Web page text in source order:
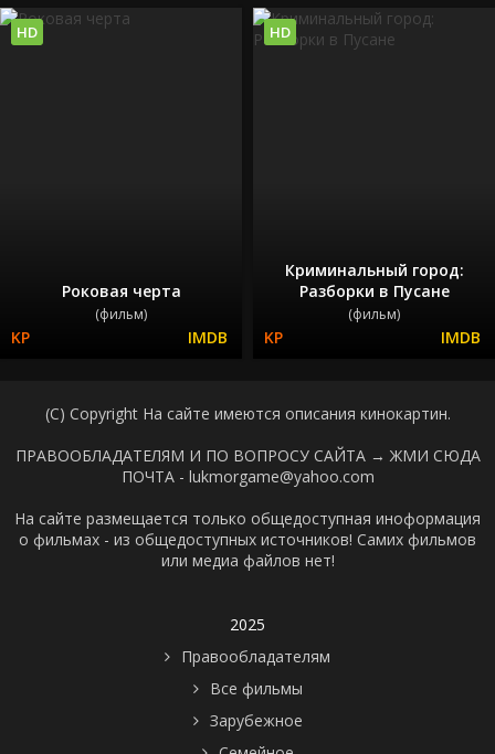
Роковая черта
(фильм)
HD
Криминальный город:
Разборки в Пусане
(фильм)
HD
(C) Copyright На сайте имеются описания кинокартин.
ПРАВООБЛАДАТЕЛЯМ И ПО ВОПРОСУ САЙТА → ЖМИ СЮДА
ПОЧТА - lukmorgame@yahoo.com
На сайте размещается только общедоступная иноформация
о фильмах - из общедоступных источников! Самих фильмов
или медиа файлов нет!
2025
Правообладателям
Все фильмы
Зарубежное